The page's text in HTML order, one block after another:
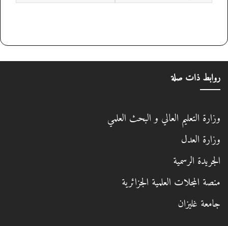
روابط ذات صلة
وزارة التعليم العالي و البحث العلمي
وزارة العدل
الجريدة الرسمية
منصة المجلات العلمية الجزائرية
جامعة غليزان